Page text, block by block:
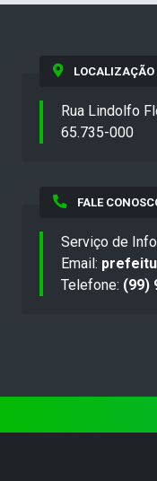
LOCALIZAÇÃO
Rua Lindolfo
65.735-000
FALE
Serviço de
Email:
Telefone: (99)